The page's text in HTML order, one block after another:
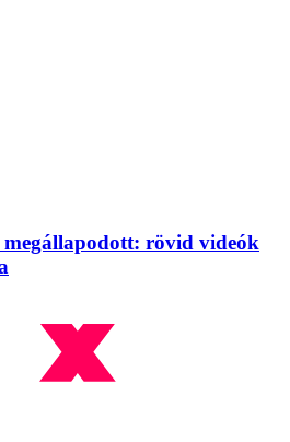
megállapodott: rövid videók